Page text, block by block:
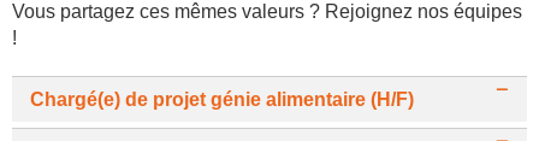
Vous partagez ces mêmes valeurs ? Rejoignez nos équipes
!
Chargé(e) de projet génie alimentaire (H/F)